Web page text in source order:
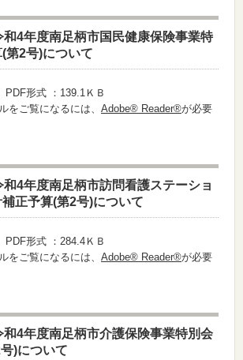
4年度南足柄市国民健康保険事業特
第2号)について
PDF形式 ：139.1ＫＢ
をご覧になるには、 Adobe® Reader®が必要
4年度南足柄市訪問看護ステーショ
正予算(第2号)について
PDF形式 ：284.4ＫＢ
をご覧になるには、 Adobe® Reader®が必要
4年度南足柄市介護保険事業特別会
)について